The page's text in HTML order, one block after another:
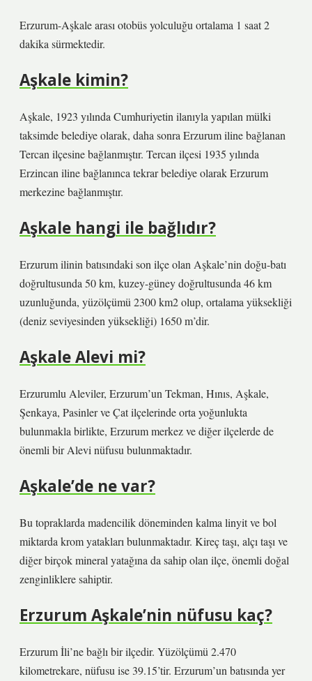
Erzurum-Aşkale arası otobüs yolculuğu ortalama 1 saat 2
dakika sürmektedir.
Aşkale kimin?
Aşkale, 1923 yılında Cumhuriyetin ilanıyla yapılan mülki
taksimde belediye olarak, daha sonra Erzurum iline bağlanan
Tercan ilçesine bağlanmıştır. Tercan ilçesi 1935 yılında
Erzincan iline bağlanınca tekrar belediye olarak Erzurum
merkezine bağlanmıştır.
Aşkale hangi ile bağlıdır?
Erzurum ilinin batısındaki son ilçe olan Aşkale’nin doğu-batı
doğrultusunda 50 km, kuzey-güney doğrultusunda 46 km
uzunluğunda, yüzölçümü 2300 km2 olup, ortalama yüksekliği
(deniz seviyesinden yüksekliği) 1650 m’dir.
Aşkale Alevi mi?
Erzurumlu Aleviler, Erzurum’un Tekman, Hınıs, Aşkale,
Şenkaya, Pasinler ve Çat ilçelerinde orta yoğunlukta
bulunmakla birlikte, Erzurum merkez ve diğer ilçelerde de
önemli bir Alevi nüfusu bulunmaktadır.
Aşkale’de ne var?
Bu topraklarda madencilik döneminden kalma linyit ve bol
miktarda krom yatakları bulunmaktadır. Kireç taşı, alçı taşı ve
diğer birçok mineral yatağına da sahip olan ilçe, önemli doğal
zenginliklere sahiptir.
Erzurum Aşkale’nin nüfusu kaç?
Erzurum İli’ne bağlı bir ilçedir. Yüzölçümü 2.470
kilometrekare, nüfusu ise 39.15’tir. Erzurum’un batısında yer